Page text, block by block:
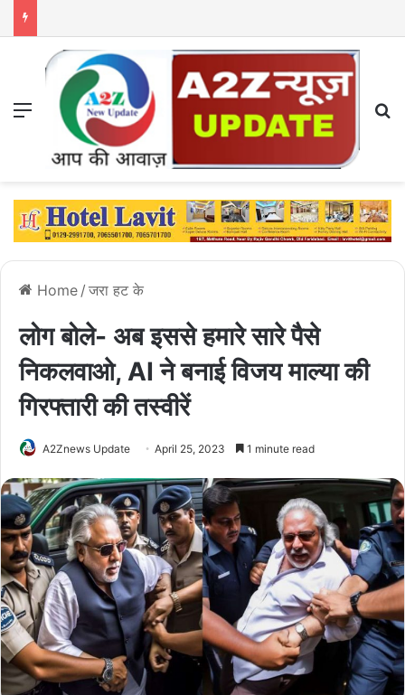
Menu
Home / जरा हट के
लोग बोले- अब इससे हमारे सारे पैसे
निकलवाओ, AI ने बनाई विजय माल्या की
गिरफ्तारी की तस्वीरें
A2Znews Update April 25, 2023 1 minute read